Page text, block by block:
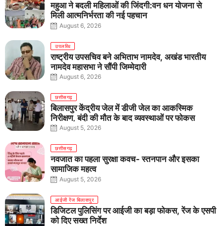
महुआ ने बदली महिलाओं की जिंदगी:वन धन योजना से
मिली आत्मनिर्भरता की नई पहचान
August 6, 2026
उपलब्धि
राष्ट्रीय उपसचिव बने अभिताभ नामदेव, अखंड भारतीय
नामदेव महासभा ने सौंपी जिम्मेदारी
August 6, 2026
छत्तीसगढ़
बिलासपुर केंद्रीय जेल में डीजी जेल का आकस्मिक
निरीक्षण, बंदी की मौत के बाद व्यवस्थाओं पर फोकस
August 5, 2026
छत्तीसगढ़
नवजात का पहला सुरक्षा कवच- स्तनपान और इसका
सामाजिक महत्व
August 5, 2026
आईजी रेंज बिलासपुर
डिजिटल पुलिसिंग पर आईजी का बड़ा फोकस, रेंज के एसपी
को दिए सख्त निर्देश